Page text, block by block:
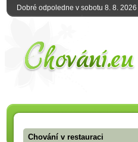
Dobré odpoledne v sobotu 8. 8.
Chování v restauraci